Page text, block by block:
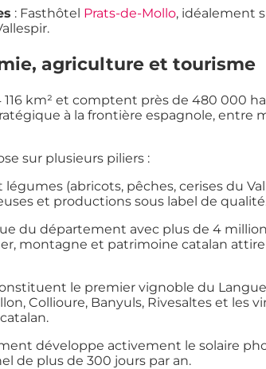
: Fasthôtel Prats-de-Mollo, idéalement
agriculture et tourisme
km² et comptent près de 480 000
à la frontière espagnole, entre
sur plusieurs piliers :
légumes (abricots, pêches, cerises du
et productions sous label de
du département avec plus de 4
montagne et patrimoine catalan
le premier vignoble du
Collioure, Banyuls, Rivesaltes et les
développe activement le solaire
de plus de 300 jours par an.